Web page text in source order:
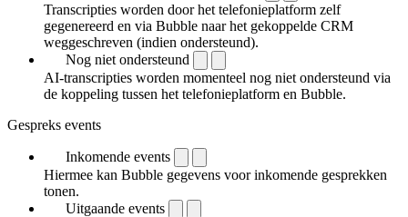
Transcripties worden door het telefonieplatform zelf
gegenereerd en via Bubble naar het gekoppelde CRM
weggeschreven (indien ondersteund).
Nog niet ondersteund
AI-transcripties worden momenteel nog niet ondersteund via
de koppeling tussen het telefonieplatform en Bubble.
Gespreks events
Inkomende events
Hiermee kan Bubble gegevens voor inkomende gesprekken
tonen.
Uitgaande events